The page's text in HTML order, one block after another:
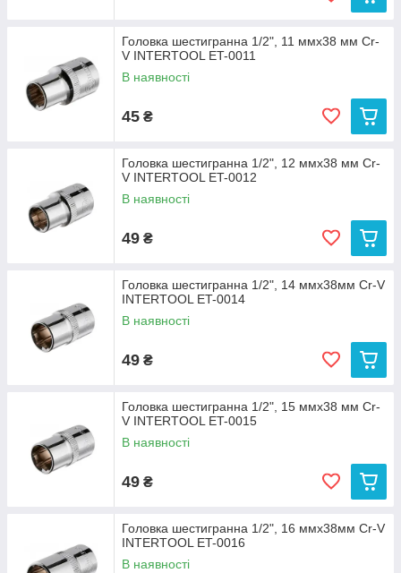
Головка шестигранна 1/2", 11 ммx38 мм Cr-
V INTERTOOL ET-0011
В наявності
45 ₴
Головка шестигранна 1/2", 12 ммx38 мм Cr-
V INTERTOOL ET-0012
В наявності
49 ₴
Головка шестигранна 1/2", 14 ммx38мм Cr-V
INTERTOOL ET-0014
В наявності
49 ₴
Головка шестигранна 1/2", 15 ммx38 мм Cr-
V INTERTOOL ET-0015
В наявності
49 ₴
Головка шестигранна 1/2", 16 ммx38мм Cr-V
INTERTOOL ET-0016
В наявності